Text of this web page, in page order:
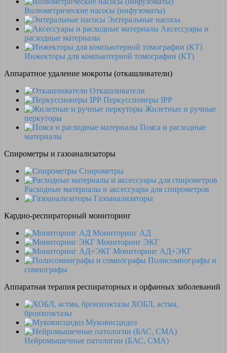
Волюметрические насосы (инфузоматы)
Энтеральные насосы
Аксессуары и
расходные материалы
Инжекторы для компьютерной томографии (КТ)
Аппаратное удаление мокроты (откашливатели)
Откашливатели
Перкуссионеры IPP
Жилетные и ручные
перкуторы
Пояса и расходные
материалы
Спирометры и газоанализаторы
Спирометры
Расходные материалы и аксессуары для спирометров
Газоанализаторы
Кардио-респираторный мониторинг
Мониторинг АД
Мониторинг ЭКГ
Мониторинг АД+ЭКГ
Полисомнографы и
сомнографы
Аппаратная терапия респираторных и орфанных заболеваний
ХОБЛ, астма,
бронхоэктазы
Муковисцидоз
Нейромышечные патологии (БАС, СМА)